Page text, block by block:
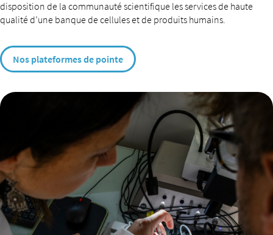
disposition de la communauté scientifique les services de haute
qualité d’une banque de cellules et de produits humains.
Nos plateformes de pointe